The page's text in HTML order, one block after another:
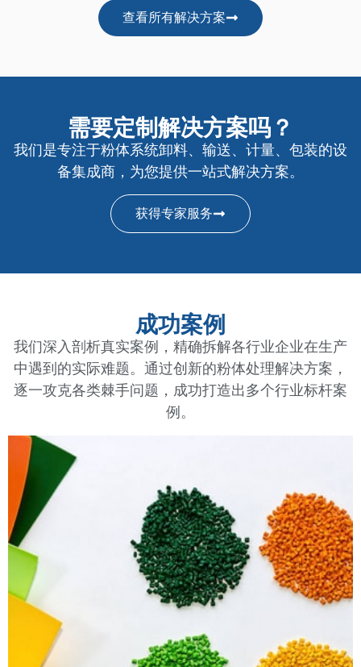
在竞争激烈的塑料粒子输送领域，上海幽威威
是一家将创 ...
了解更多 →
查看所有解决方案
需要定制解决方案吗？
备集成商，为您提供一站式解决方案。
获得专家服务
我们深入剖析真实案例，精确拆解各行业企业在生产
中遇到的实际难题。通过创新的粉体处理解决方案，
逐一攻克各类棘手问题，成功打造出多个行业标杆案
例。